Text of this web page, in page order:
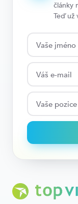
články
Teď už